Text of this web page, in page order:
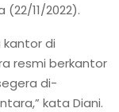
11/2022).
kantor di
resmi berkantor
di-
kata Diani.